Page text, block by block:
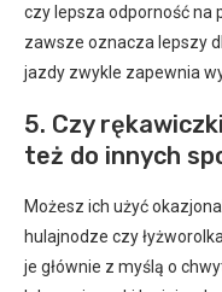
czy lepsza odporność na
zawsze oznacza lepszy
jazdy zwykle zapewnia
5. Czy
też do innych
Możesz ich użyć
hulajnodze czy
je głównie z myślą o